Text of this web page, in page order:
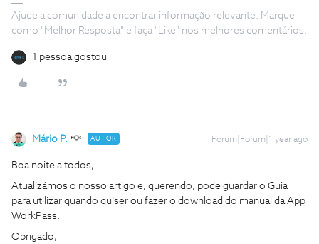
Ajude a comunidade a encontrar informação relevante. Marque
como "Melhor Resposta" e faça "Like" nos melhores comentários.
1 pessoa gostou
Mário P. AUTOR Forum|Forum|1 year ago
Boa noite a todos,
Atualizámos o nosso artigo e, querendo, pode guardar o Guia
para utilizar quando quiser ou fazer o download do manual da App
WorkPass.
Obrigado,